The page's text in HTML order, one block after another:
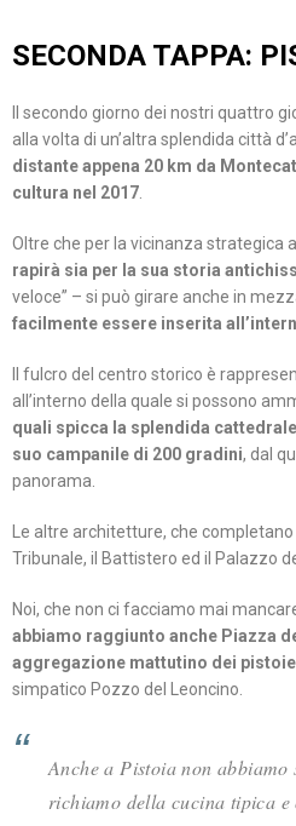
SECONDA TAPPA:
Il secondo giorno dei nostri quattro
alla volta di un’altra splendida città
distante appena 20 km da
cultura nel 2017.
Oltre che per la vicinanza strategica
rapirà sia per la sua storia
veloce” – si può girare anche in
facilmente essere inserita
Il fulcro del centro storico è
all’interno della quale si possono
quali spicca la splendida
suo campanile di 200 gradini, dal
panorama.
Le altre architetture, che
Tribunale, il Battistero ed il Palazzo
Noi, che non ci facciamo mai
abbiamo raggiunto anche Piazza
aggregazione mattutino dei
simpatico Pozzo del Leoncino.
Anche a Pistoia non abbiamo
richiamo della cucina tipica